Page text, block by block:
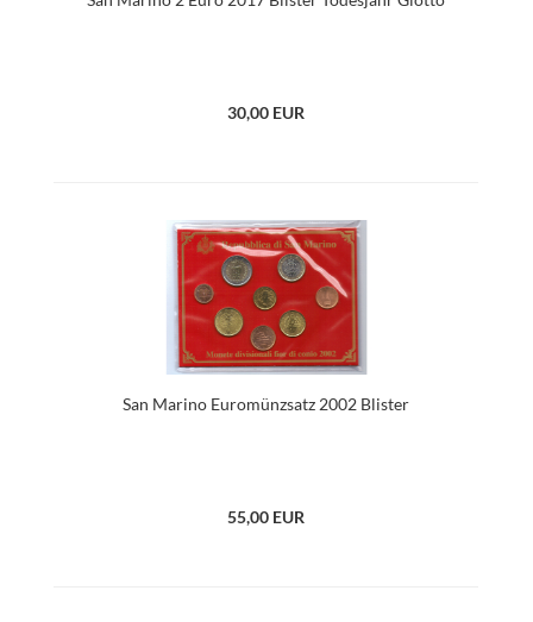
30,00 EUR
San Marino Euromünzsatz 2002 Blister
55,00 EUR